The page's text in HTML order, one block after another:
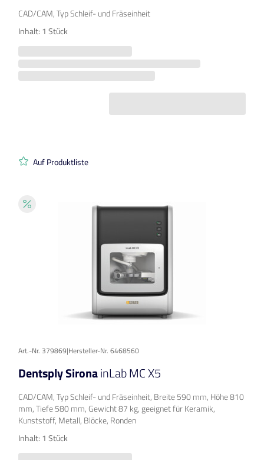
CAD/CAM, Typ Schleif- und Fräseinheit
Inhalt: 1 Stück
Auf Produktliste
Art.-Nr. 379869|Hersteller-Nr. 6468560
Dentsply SironainLab MC X5
CAD/CAM, Typ Schleif- und Fräseinheit, Breite 590 mm, Höhe 810
mm, Tiefe 580 mm, Gewicht 87 kg, geeignet für Keramik,
Kunststoff, Metall, Blöcke, Ronden
Inhalt: 1 Stück